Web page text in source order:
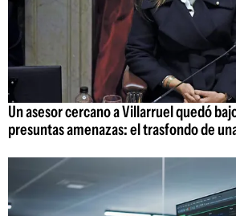
Un asesor cercano a Villarruel quedó
presuntas amenazas: el trasfondo de